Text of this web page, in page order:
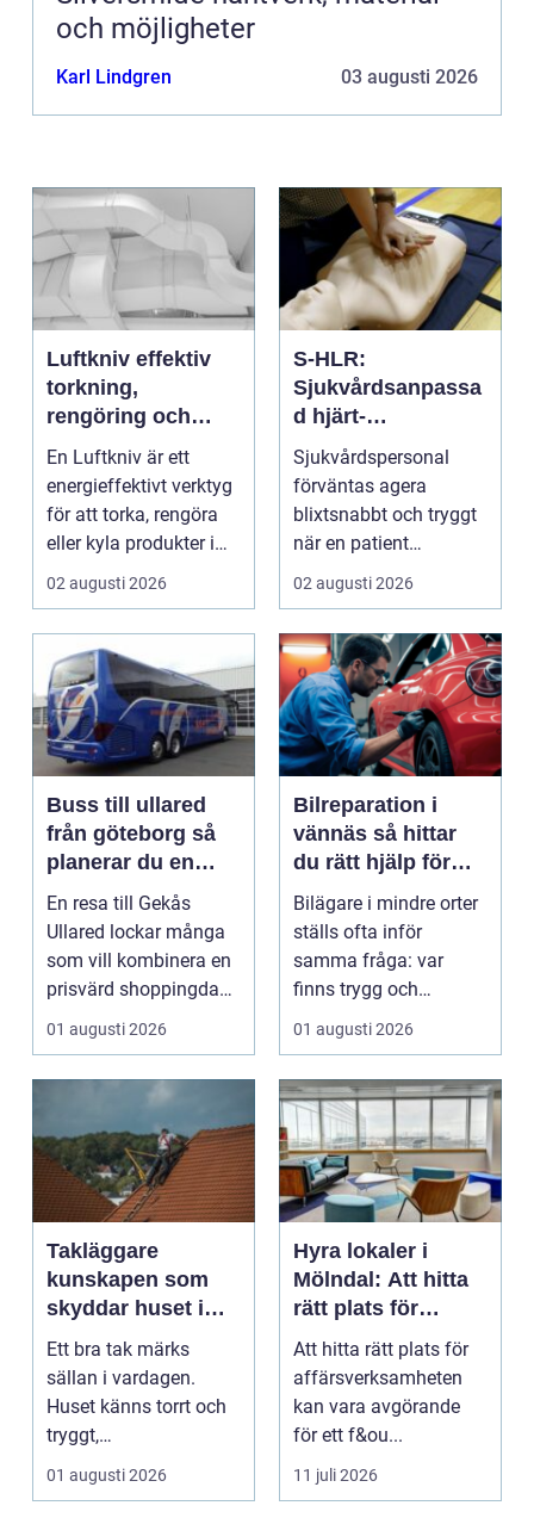
och möjligheter
Karl Lindgren 03 augusti 2026
Luftkniv effektiv
torkning,
rengöring och
kylning i modern
industri
En Luftkniv är ett
energieffektivt verktyg
för att torka, rengöra
eller kyla produkter i
rörelse. Te...
02 augusti 2026
S-HLR:
Sjukvårdsanpassa
d hjärt-
lungräddning som
räddar liv
Sjukvårdspersonal
förväntas agera
blixtsnabbt och tryggt
när en patient
drabbas...
02 augusti 2026
Buss till ullared
från göteborg så
planerar du en
smidig
shoppingdag
En resa till Gekås
Ullared lockar många
som vill kombinera en
prisvärd shoppingdag
med en enkel och ...
01 augusti 2026
Bilreparation i
vännäs så hittar
du rätt hjälp för
din bil
Bilägare i mindre orter
ställs ofta inför
samma fråga: var
finns trygg och
prisvärd hjälp när bilen
01 augusti 2026
Takläggare
kunskapen som
skyddar huset i
längden
Ett bra tak märks
sällan i vardagen.
Huset känns torrt och
tryggt,
inomhusklimatet
fungerar och ener...
01 augusti 2026
Hyra lokaler i
Mölndal: Att hitta
rätt plats för
affärsverksamhete
Att hitta rätt plats för
affärsverksamheten
kan vara avgörande
för ett f&ou...
11 juli 2026